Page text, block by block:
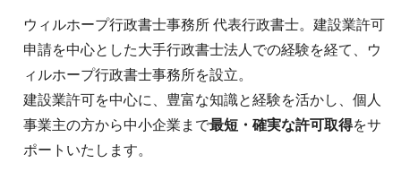
ウィルホープ行政書士事務所 代表行政書士。建設業許可
申請を中心とした大手行政書士法人での経験を経て、ウ
ィルホープ行政書士事務所を設立。
建設業許可を中心に、豊富な知識と経験を活かし、個人
事業主の方から中小企業まで最短・確実な許可取得をサ
ポートいたします。